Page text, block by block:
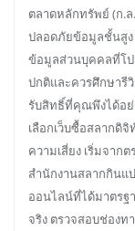
ตลาดหลักทรัพย์ (ก.
ปลอดภัยข้อมูลชั้นสูง
ข้อมูลส่วนบุคคลที่โป
ปกติและควรศึกษารี
รับสิทธิ์ที่คุณพึงได้อย่
เลือกเว็บซื้อสลากดิ
ความเสี่ยง เริ่มจาก
สำนักงานสลากกินแ
ออนไลน์ที่ได้มาตรฐ
จริง ตรวจสอบช่องท